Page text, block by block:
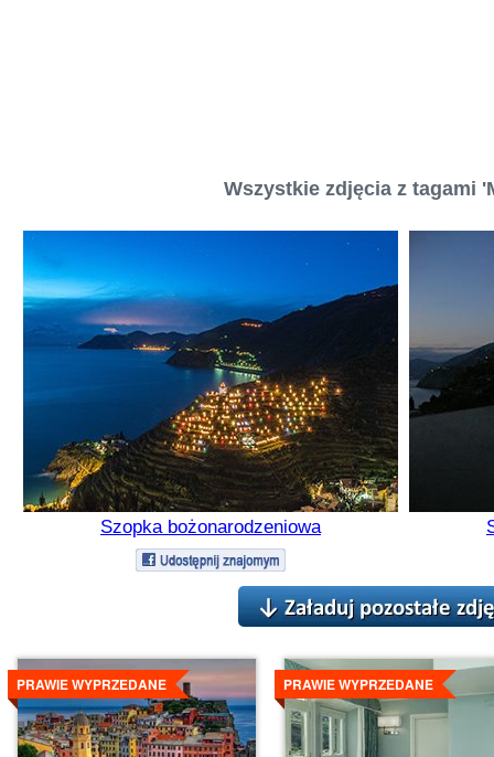
Wszystkie zdjęcia z tagami
Szopka bożonarodzeniowa
PRAWIE WYPRZEDANE
Szczegóły
PRAWIE WYPRZEDANE
Szczegóły